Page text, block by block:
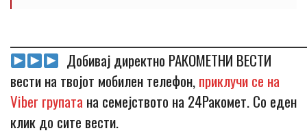
Добивај директно РАКОМЕТНИ ВЕСТИ
вести на твојот мобилен телефон,приклучи се на
Viber групата на семејството на 24Ракомет. Со еден
клик до сите вести.